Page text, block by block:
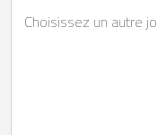
Choisissez un autre